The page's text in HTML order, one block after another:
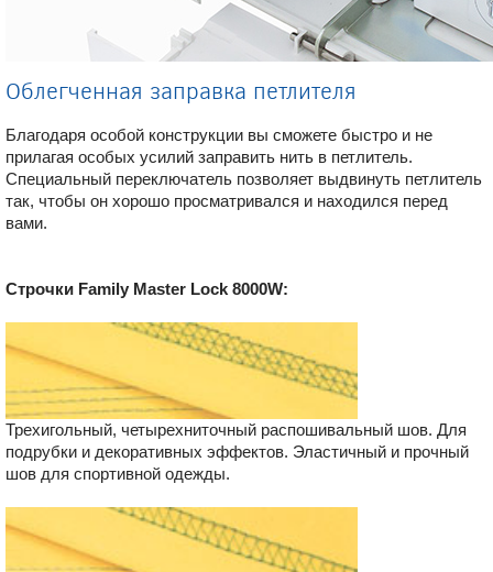
Облегченная заправка петлителя
Благодаря особой конструкции вы сможете быстро и не
прилагая особых усилий заправить нить в петлитель.
Специальный переключатель позволяет выдвинуть петлитель
так, чтобы он хорошо просматривался и находился перед
вами.
Строчки Family Master Lock 8000W:
Трехигольный, четырехниточный распошивальный шов. Для
подрубки и декоративных эффектов. Эластичный и прочный
шов для спортивной одежды.